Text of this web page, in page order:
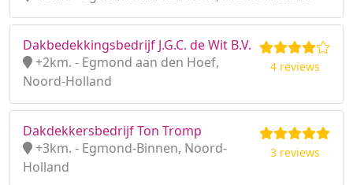
Dakbedekkingsbedrijf J.G.C. de Wit B.V.
+2km. - Egmond aan den Hoef,
Noord-Holland
4 reviews
Dakdekkersbedrijf Ton Tromp
+3km. - Egmond-Binnen, Noord-
Holland
3 reviews